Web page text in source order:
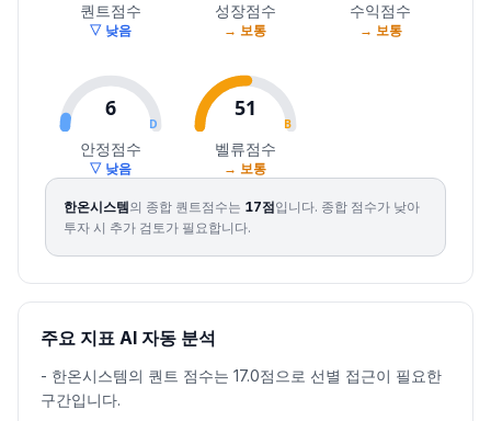
퀀트점수
▽ 낮음
성장점수
→ 보통
수익점수
→ 보통
6
D
안정점수
▽ 낮음
51
B
벨류점수
→ 보통
한온시스템의 종합 퀀트점수는 17점입니다. 종합 점수가 낮아
투자 시 추가 검토가 필요합니다.
주요 지표 AI 자동 분석
- 한온시스템의 퀀트 점수는 17.0점으로 선별 접근이 필요한
구간입니다.